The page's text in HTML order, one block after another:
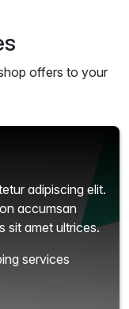
offers to your
adipiscing elit.
accumsan
sit amet ultrices.
services